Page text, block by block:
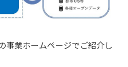
業ホームページでご紹介し